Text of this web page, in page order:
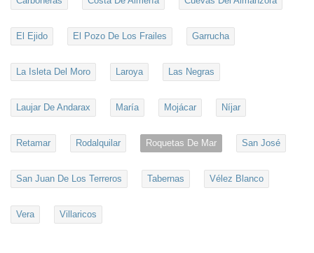
El Ejido El Pozo De Los Frailes Garrucha
La Isleta Del Moro Laroya Las Negras
Laujar De Andarax María Mojácar Níjar
Retamar Rodalquilar Roquetas De Mar San José
San Juan De Los Terreros Tabernas Vélez Blanco
Vera Villaricos